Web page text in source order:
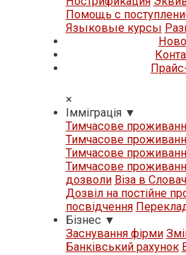
Помощь с
Языковые курсы
×
Iммiграцiя ▼
Тимчасове
Тимчасове
Тимчасове
Тимчасове
дозволи Віза в
Дозвіл на постійне
посвідчення
Бізнес ▼
Заснування фірми
Банківський рахунок